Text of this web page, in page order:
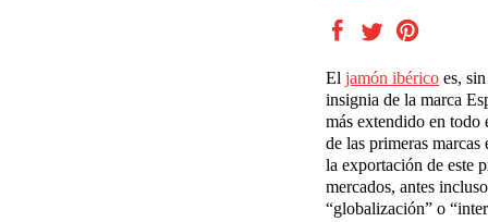
Eljamón ibérico es,
insignia de la marca
más extendido en
de las primeras
la exportación de este
mercados, antes
“globalización” o